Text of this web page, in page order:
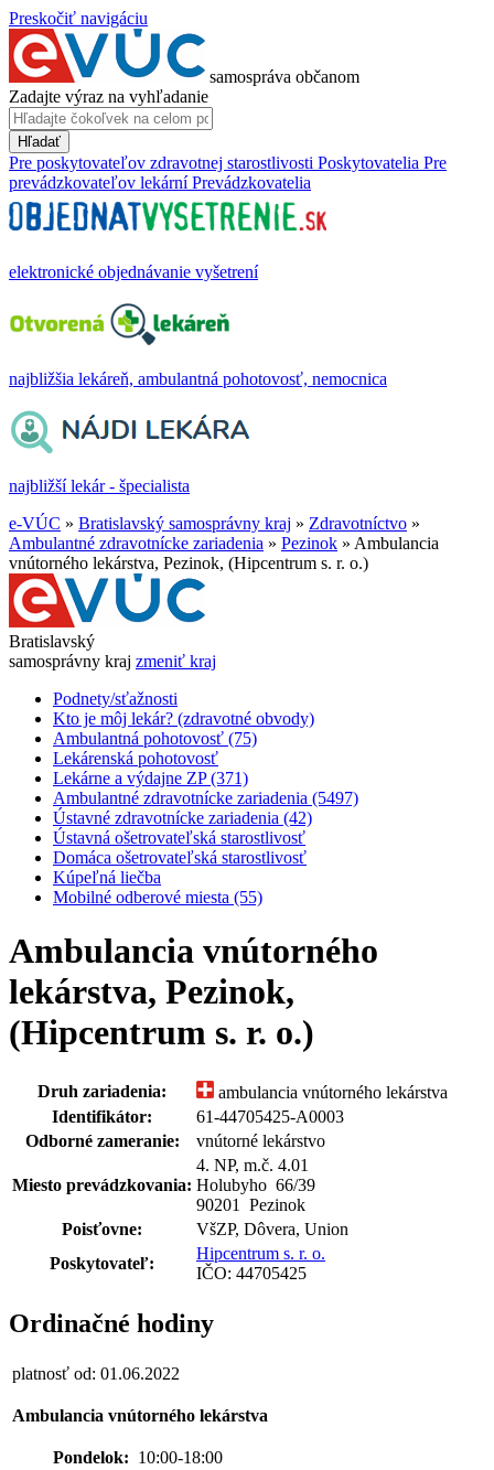
Preskočiť navigáciu
samospráva občanom
Zadajte výraz na vyhľadanie
Hľadať
Pre poskytovateľov zdravotnej starostlivosti Poskytovatelia Pre
prevádzkovateľov lekární Prevádzkovatelia
elektronické objednávanie vyšetrení
najbližšia lekáreň, ambulantná pohotovosť, nemocnica
najbližší lekár - špecialista
e-VÚC » Bratislavský samosprávny kraj » Zdravotníctvo »
Ambulantné zdravotnícke zariadenia » Pezinok » Ambulancia
vnútorného lekárstva, Pezinok, (Hipcentrum s. r. o.)
Bratislavský
samosprávny kraj zmeniť kraj
Podnety/sťažnosti
Kto je môj lekár? (zdravotné obvody)
Ambulantná pohotovosť (75)
Lekárenská pohotovosť
Lekárne a výdajne ZP (371)
Ambulantné zdravotnícke zariadenia (5497)
Ústavné zdravotnícke zariadenia (42)
Ústavná ošetrovateľská starostlivosť
Domáca ošetrovateľská starostlivosť
Kúpeľná liečba
Mobilné odberové miesta (55)
Ambulancia vnútorného
lekárstva, Pezinok,
(Hipcentrum s. r. o.)
Druh zariadenia:
ambulancia vnútorného lekárstva
Identifikátor:
61-44705425-A0003
Odborné zameranie:
vnútorné lekárstvo
Miesto prevádzkovania:
4. NP, m.č. 4.01
Holubyho 66/39
90201 Pezinok
Poisťovne:
VšZP, Dôvera, Union
Poskytovateľ:
Hipcentrum s. r. o.
IČO: 44705425
Ordinačné hodiny
platnosť od: 01.06.2022
Ambulancia vnútorného lekárstva
Pondelok: 10:00-18:00